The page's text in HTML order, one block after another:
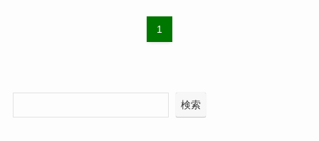
1
検索